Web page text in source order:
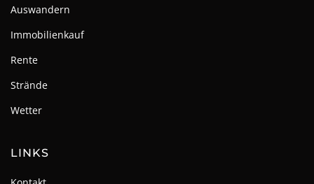
Auswandern
Immobilienkauf
Rente
Strände
Wetter
LINKS